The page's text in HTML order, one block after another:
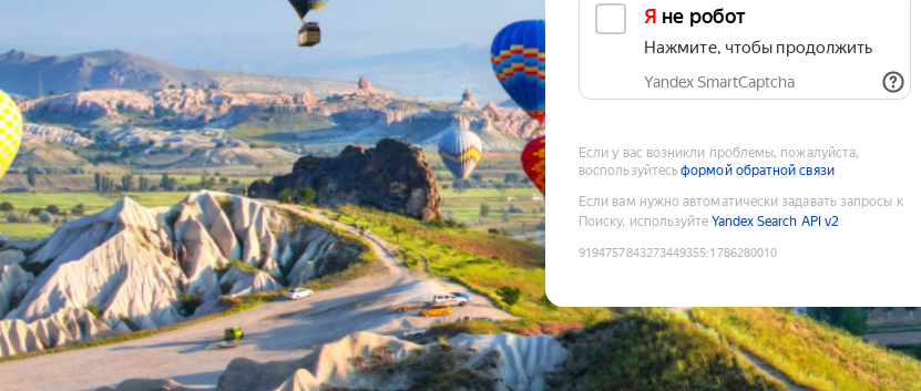
Я не робот
Нажмите, чтобы продолжить
Yandex SmartCaptcha
Если у вас возникли проблемы, пожалуйста,
воспользуйтесьформой обратной связи
Если вам нужно автоматически задавать запросы к
Поиску, используйте Yandex Search API v2
9194757843273449355:1786280010